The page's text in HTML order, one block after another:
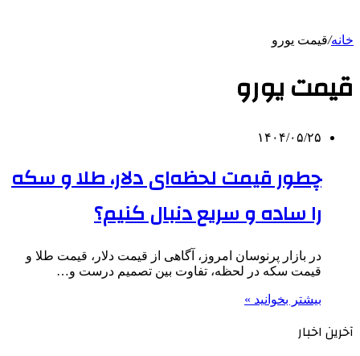
خانه/قیمت یورو
قیمت یورو
۱۴۰۴/۰۵/۲۵
چطور قیمت لحظه‌ای دلار، طلا و سکه
را ساده و سریع دنبال کنیم؟
در بازار پرنوسان امروز، آگاهی از قیمت دلار، قیمت طلا و
قیمت سکه در لحظه، تفاوت بین تصمیم درست و…
بیشتر بخوانید »
آخرین اخبار